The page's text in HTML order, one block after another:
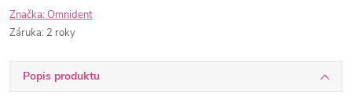
Značka: Omnident
Záruka: 2 roky
Popis produktu